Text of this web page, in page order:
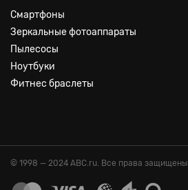
Смартфоны
Зеркальные фотоаппараты
Пылесосы
Ноутбуки
Фитнес браслеты
© 1998 — 2024 ABC.ru. Все права защищены